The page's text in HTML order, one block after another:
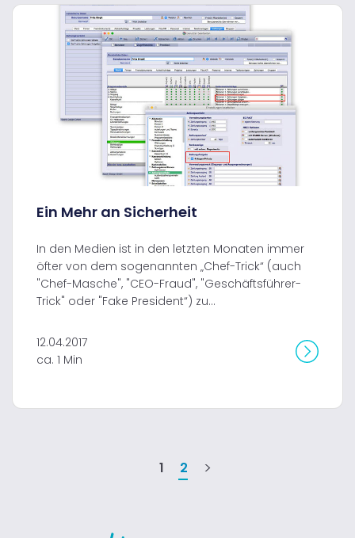
Ein Mehr an Sicherheit
In den Medien ist in den letzten Monaten immer
öfter von dem sogenannten „Chef-Trick“ (auch
"Chef-Masche", "CEO-Fraud", "Geschäftsführer-
Trick" oder "Fake President“) zu...
12.04.2017
ca. 1 Min
1 2